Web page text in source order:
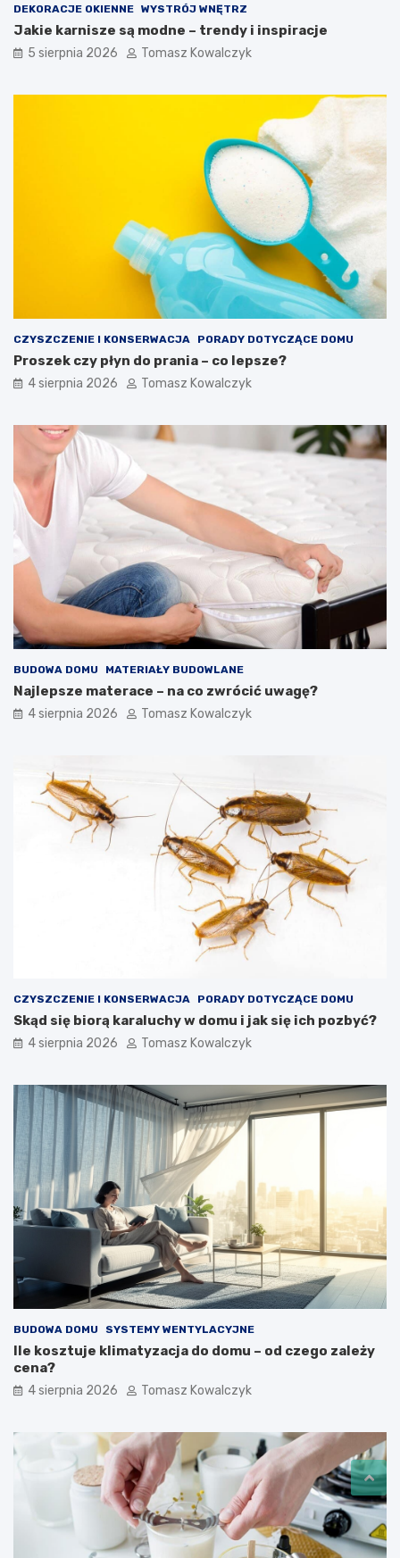
DEKORACJE OKIENNE WYSTRÓJ WNĘTRZ
Jakie karnisze są modne – trendy i inspiracje
5 sierpnia 2026 Tomasz Kowalczyk
CZYSZCZENIE I KONSERWACJA PORADY DOTYCZĄCE DOMU
Proszek czy płyn do prania – co lepsze?
4 sierpnia 2026 Tomasz Kowalczyk
BUDOWA DOMU MATERIAŁY BUDOWLANE
Najlepsze materace – na co zwrócić uwagę?
4 sierpnia 2026 Tomasz Kowalczyk
CZYSZCZENIE I KONSERWACJA PORADY DOTYCZĄCE DOMU
Skąd się biorą karaluchy w domu i jak się ich pozbyć?
4 sierpnia 2026 Tomasz Kowalczyk
BUDOWA DOMU SYSTEMY WENTYLACYJNE
Ile kosztuje klimatyzacja do domu – od czego zależy
cena?
4 sierpnia 2026 Tomasz Kowalczyk